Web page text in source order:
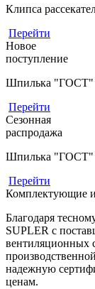
Клипса
Перейти
Новое
поступление
Шпилька "ГОСТ"
Перейти
Сезонная
распродажа
Шпилька "ГОСТ"
Перейти
Комплектующие и
Благодаря
SUPLER с
вентиляционных
надежную
ценам.